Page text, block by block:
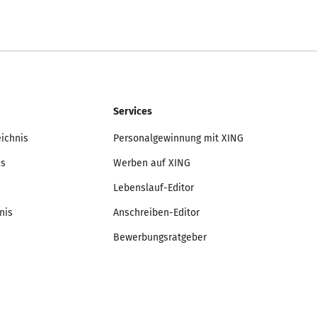
Services
Personalgewinnung mit XING
Werben auf XING
Lebenslauf-Editor
Anschreiben-Editor
Bewerbungsratgeber